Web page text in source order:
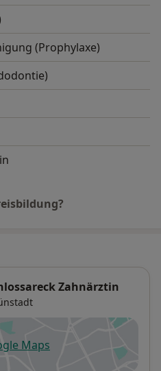
(Prophylaxe)
Zahnärztin
Maps
öffnet in einer neuen